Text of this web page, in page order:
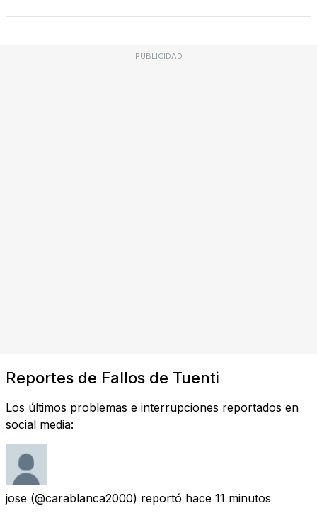
PUBLICIDAD
Reportes de Fallos de Tuenti
Los últimos problemas e interrupciones reportados en
social media:
jose (@carablanca2000) reportó hace 11 minutos